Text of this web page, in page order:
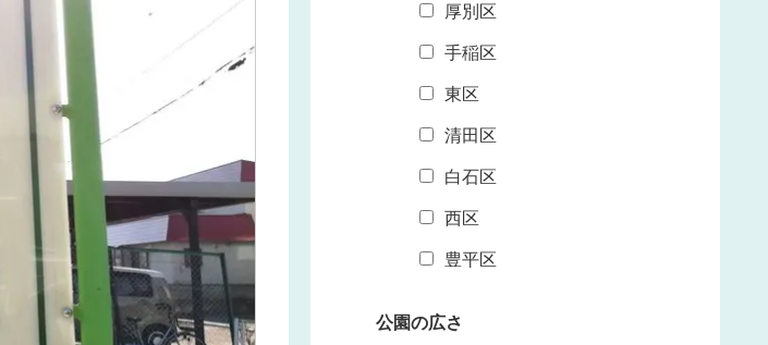
厚別区
手稲区
東区
清田区
白石区
西区
豊平区
公園の広さ